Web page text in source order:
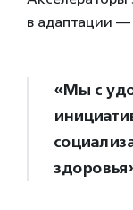
в адаптации —
«Мы с